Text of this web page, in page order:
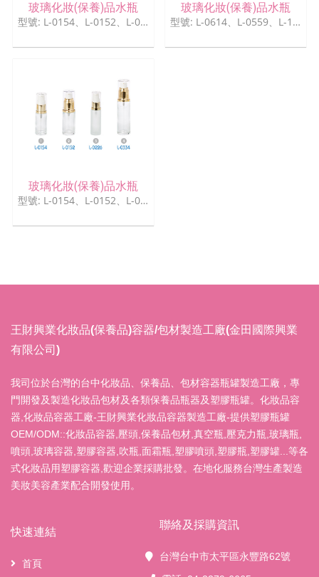
玻璃化妝(保養)品水瓶
型號: L-0154、L-0152、L-0226、L-0334
玻璃化妝(保養)品水瓶
型號: L-0614、L-0559、L-1002、L-1208
玻璃化妝(保養)品水瓶
型號: L-0154、L-0152、L-0226、L-0334
王財興業化妝品(保養品)容器/包材製造工廠(金田國際興業
有限公司)
我司位於台灣的台中化妝品、保養品、包材容器瓶罐製造工廠，專
門開發及製造化妝品包材及各類保養品瓶器及塑膠瓶罐。化妝品容
器,化妝品容器工廠-王財興業化妝品容器製造工廠-提供塑膠瓶罐
OEM/ODM::化妝品容器,壓頭,保養品包材,真空瓶,壓克力瓶,玻璃瓶,
噴頭,玻璃容器,塑膠容器,吹瓶,面霜瓶,塑膠噴頭,塑膠瓶,塑膠罐...等各
式化妝品用塑膠容器,歡迎企業採購批發。在地化服務台灣生產製造
美妝美容產業配合開發使用。
快速連結
首頁
聯絡及採購資訊
台灣台中市太平區永豐路62號